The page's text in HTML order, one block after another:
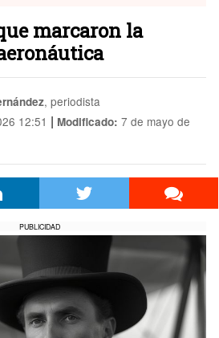
marcaron la
, periodista
12:51 | Modificado: 7 de mayo de
PUBLICIDAD